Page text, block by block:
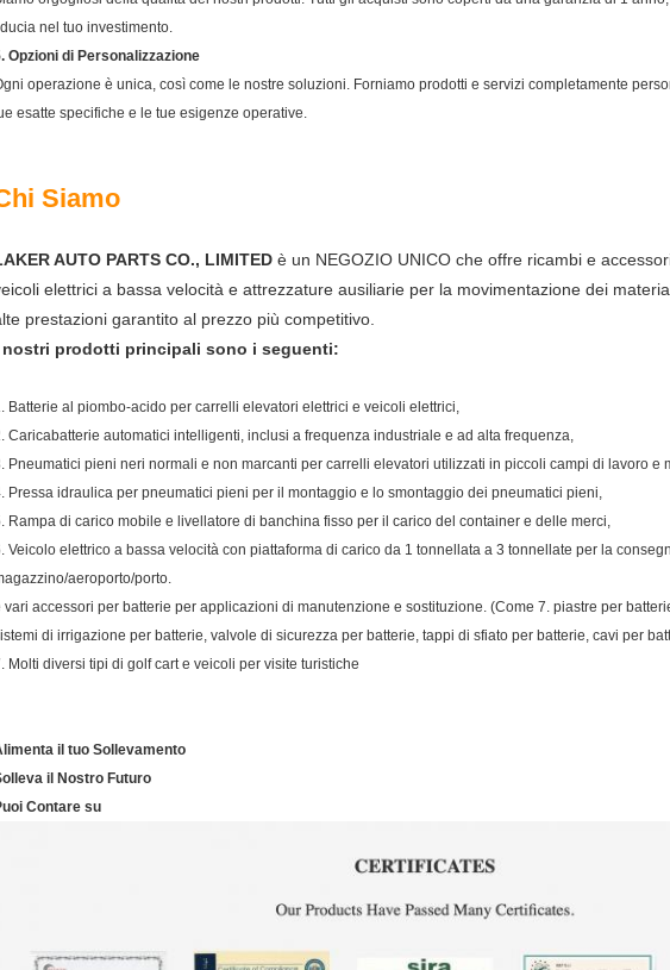
nel tuo investimento.
Opzioni di Personalizzazione
operazione è unica, così come le nostre soluzioni. Forniamo prodotti e servizi completamente
esatte specifiche e le tue esigenze operative.
Siamo
AUTO PARTS CO., LIMITED è un NEGOZIO UNICO che offre ricambi e
elettrici a bassa velocità e attrezzature ausiliarie per la movimentazione dei
prestazioni garantito al prezzo più competitivo.
nostri prodotti principali sono i seguenti:
Batterie al piombo-acido per carrelli elevatori elettrici e veicoli elettrici,
Caricabatterie automatici intelligenti, inclusi a frequenza industriale e ad alta frequenza,
Pneumatici pieni neri normali e non marcanti per carrelli elevatori utilizzati in piccoli campi di lavoro e
Pressa idraulica per pneumatici pieni per il montaggio e lo smontaggio dei pneumatici pieni,
Rampa di carico mobile e livellatore di banchina fisso per il carico del container e delle merci,
Veicolo elettrico a bassa velocità con piattaforma di carico da 1 tonnellata a 3 tonnellate per la
aeroporto/porto.
vari accessori per batterie per applicazioni di manutenzione e sostituzione. ​(Come 7. piastre per
di irrigazione per batterie, valvole di sicurezza per batterie, tappi di sfiato per batterie, cavi per
Molti diversi tipi di golf cart e veicoli per visite turistiche
il tuo Sollevamento
il Nostro Futuro
Contare su